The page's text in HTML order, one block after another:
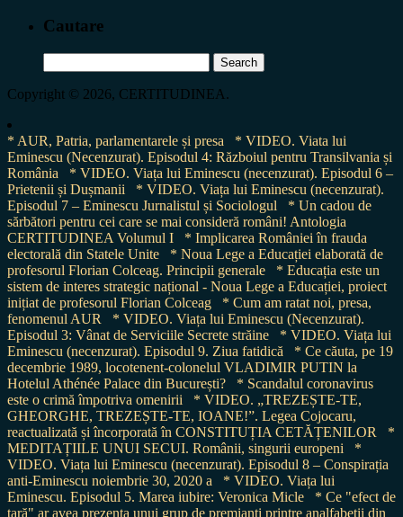
Cautare
for:
Copyright © 2026, CERTITUDINEA.
* AUR, Patria, parlamentarele și presa
* VIDEO. Viata lui
Eminescu (Necenzurat). Episodul 4: Războiul pentru Transilvania și
România
* VIDEO. Viața lui Eminescu (necenzurat). Episodul 6 –
Prietenii și Dușmanii
* VIDEO. Viața lui Eminescu (necenzurat).
Episodul 7 – Eminescu Jurnalistul și Sociologul
* Un cadou de
sărbători pentru cei care se mai consideră români! Antologia
CERTITUDINEA Volumul I
* Implicarea României în frauda
electorală din Statele Unite
* Noua Lege a Educației elaborată de
profesorul Florian Colceag. Principii generale
* Educația este un
sistem de interes strategic național - Noua Lege a Educației, proiect
inițiat de profesorul Florian Colceag
* Cum am ratat noi, presa,
fenomenul AUR
* VIDEO. Viața lui Eminescu (Necenzurat).
Episodul 3: Vânat de Serviciile Secrete străine
* VIDEO. Viața lui
Eminescu (necenzurat). Episodul 9. Ziua fatidică
* Ce căuta, pe 19
decembrie 1989, locotenent-colonelul VLADIMIR PUTIN la
Hotelul Athénée Palace din București?
* Scandalul coronavirus
este o crimă împotriva omenirii
* VIDEO. „TREZEȘTE-TE,
GHEORGHE, TREZEȘTE-TE, IOANE!”. Legea Cojocaru,
reactualizată și încorporată în CONSTITUȚIA CETĂȚENILOR
*
MEDITAȚIILE UNUI SECUI. Românii, singurii europeni
*
VIDEO. Viața lui Eminescu (necenzurat). Episodul 8 – Conspirația
anti-Eminescu noiembrie 30, 2020 a
* VIDEO. Viața lui
Eminescu. Episodul 5. Marea iubire: Veronica Micle
* Ce "efect de
țară" ar avea prezența unui grup de premianți printre analfabeții din